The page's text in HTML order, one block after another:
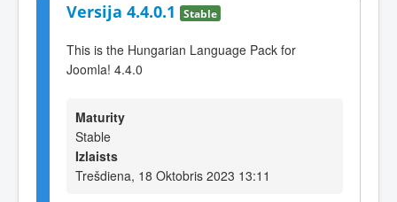
Versija 4.4.0.1 Stable
This is the Hungarian Language Pack for
Joomla! 4.4.0
Maturity
Stable
Izlaists
Trešdiena, 18 Oktobris 2023 13:11